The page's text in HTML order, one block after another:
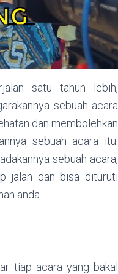
satu tahun lebih,
sebuah acara
dan membolehkan
sebuah acara itu.
sebuah acara,
jalan dan bisa dituruti
anda.
tiap acara yang bakal